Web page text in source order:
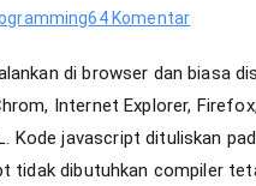
64 Komentarpada
dengan
di browser dan biasa
Internet Explorer,
Kode javascript dituliskan
tidak dibutuhkan compiler